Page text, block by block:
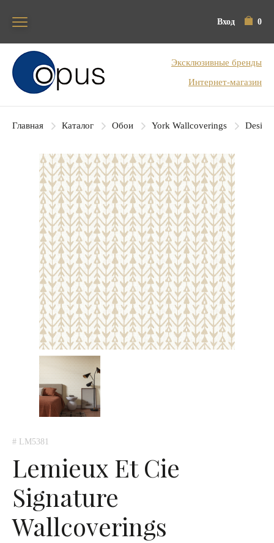
Вход 0
Блок поиска
Эксклюзивные бренды
Интернет-магазин
Главная Каталог Обои York Wallcoverings
# LM5381
Lemieux Et Cie
Signature
Wallcoverings